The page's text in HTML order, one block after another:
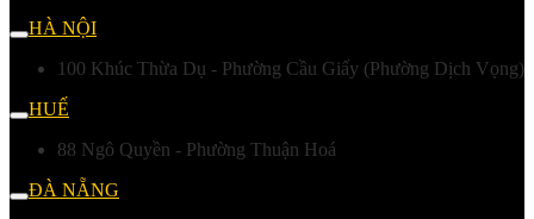
HÀ NỘI
100 Khúc Thừa Dụ - Phường Cầu Giấy (Phường Dịch Vọng)
HUẾ
88 Ngô Quyền - Phường Thuận Hoá
ĐÀ NẴNG